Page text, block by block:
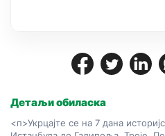
Детаљи обиласка
<п>Укрцајте се на 7 дана